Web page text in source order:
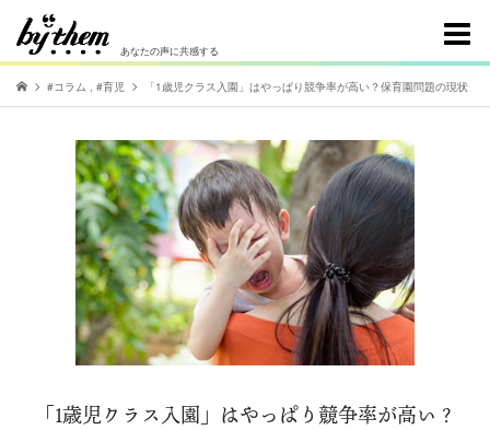
あなたの声に共感する
#コラム , #育児 「1歳児クラス入園」はやっぱり競争率が高い？保育園問題の現状
「1歳児クラス入園」はやっぱり競争率が高い？